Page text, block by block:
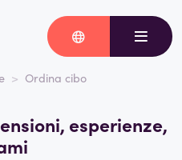
Ordina cibo
esperienze,